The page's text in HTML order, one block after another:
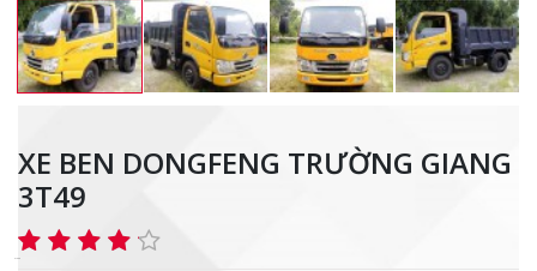
XE BEN DONGFENG TRƯỜNG GIANG
3T49